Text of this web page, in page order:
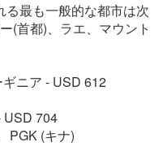
る最も一般的な都市は次
(首都)、ラエ、マウント
ニア - USD 612
USD 704
PGK (キナ)